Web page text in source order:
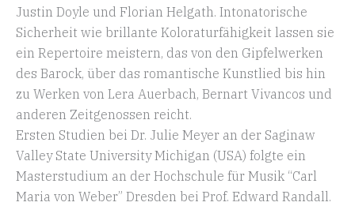
Justin Doyle und Florian Helgath. Intona­to­rische
Sicherheit wie brillante Kolora­tur­fä­higkeit lassen sie
ein Reper­toire meistern, das von den Gipfel­werken
des Barock, über das roman­tische Kunstlied bis hin
zu Werken von Lera Auerbach, Bernart Vivancos und
anderen Zeitge­nossen reicht.
Ersten Studien bei Dr. Julie Meyer an der Saginaw
Valley State University Michigan (USA) folgte ein
Master­studium an der Hochschule für Musik “Carl
Maria von Weber” Dresden bei Prof. Edward Randall.